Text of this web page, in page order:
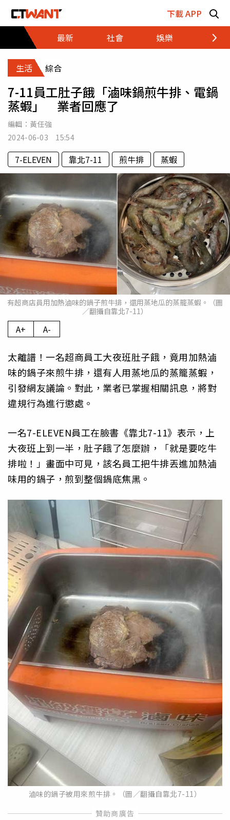
下載 APP
最新
社會 娛樂 財經
生活 綜合
7-11員工肚子餓「滷味鍋煎牛排、電鍋
蒸蝦」 業者回應了
編輯： 黃任強
2024-06-03 15:54
7-ELEVEN 靠北7-11 煎牛排 蒸蝦
有超商店員用加熱滷味的鍋子煎牛排，還用蒸地瓜的蒸籠蒸蝦。（圖
／翻攝自靠北7-11）
A+ A-
太離譜！一名超商員工大夜班肚子餓，竟用加熱滷
味的鍋子來煎牛排，還有人用蒸地瓜的蒸籠蒸蝦，
引發網友議論。對此，業者已掌握相關訊息，將對
違規行為進行懲處。
一名7-ELEVEN員工在臉書《靠北7-11》表示，上
大夜班上到一半，肚子餓了怎麼辦，「就是要吃牛
排啦！」畫面中可見，該名員工把牛排丟進加熱滷
味用的鍋子，煎到整個鍋底焦黑。
滷味的鍋子被用來煎牛排。（圖／翻攝自靠北7-11）